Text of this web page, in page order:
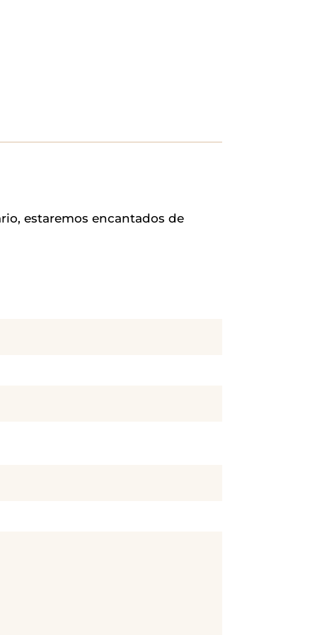
estaremos encantados de